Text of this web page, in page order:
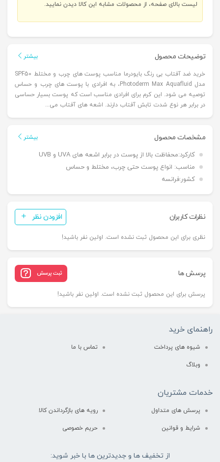
لیست بالای صفحه، از محصولات مشابه این کالا دیدن نمایید.
توضیحات محصول بیشتر
خرید ضد آفتاب بی رنگ بایودرما مناسب پوست های چرب و مختلط SPF50
مدل Photoderm Max Aquafluid، به افرادی با پوست های چرب و حساس
توصیه می شود. این کرم برای افرادی مناسب است که پوست بسیار حساسی
در برابر هر نوع شدت تابش آفتاب دارند. اشعه های آفتاب می...
مشخصات محصول بیشتر
کارکرد:محفاظت بالا از پوست در برابر اشعه های UVA و UVB
مناسب: انواع پوست حتی چرب، مختلط و حساس
کشور:فرانسه
نظرات کاربران افزودن نظر
نظری برای این محصول ثبت نشده است. اولین نفر باشید!
پرسش ها ثبت پرسش
پرسش برای این محصول ثبت نشده است. اولین نفر باشید!
راهنمای خرید
شیوه های پرداخت تماس با ما
وبلاگ
خدمات مشتریان
پرسش های متداول رویه های بازگرداندن کالا
شرایط و قوانین حریم خصوصی
از تخفیف ها و جدیدترین ها با خبر شوید: